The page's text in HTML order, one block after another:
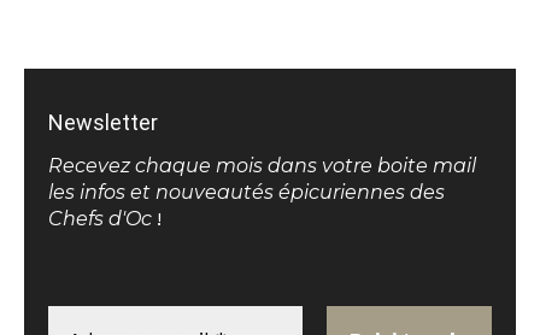
Newsletter
Recevez chaque mois dans votre boite mail
les infos et nouveautés épicuriennes des
Chefs d'Oc !